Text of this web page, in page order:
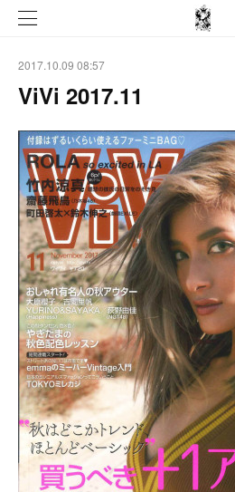
2017.10.09 08:57
ViVi 2017.11